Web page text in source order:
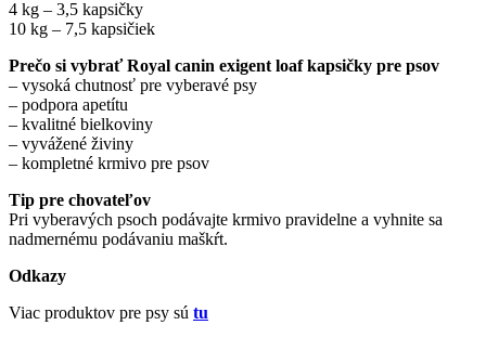
4 kg – 3,5 kapsičky
10 kg – 7,5 kapsičiek
Prečo si vybrať Royal canin exigent loaf kapsičky pre psov
– vysoká chutnosť pre vyberavé psy
– podpora apetítu
– kvalitné bielkoviny
– vyvážené živiny
– kompletné krmivo pre psov
Tip pre chovateľov
Pri vyberavých psoch podávajte krmivo pravidelne a vyhnite sa
nadmernému podávaniu maškŕt.
Odkazy
Viac produktov pre psy sú tu